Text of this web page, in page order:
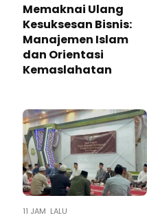
Memaknai Ulang
Kesuksesan Bisnis:
Manajemen Islam
dan Orientasi
Kemaslahatan
11 JAM LALU